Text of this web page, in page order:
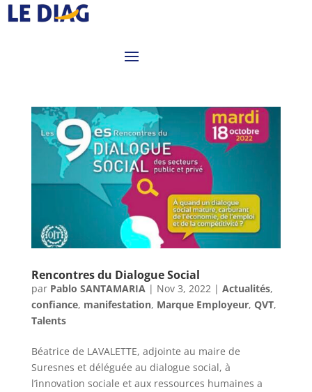
Rencontres du Dialogue Social
par Pablo SANTAMARIA| Nov 3, 2022| Actualités,
confiance, manifestation, Marque Employeur, QVT,
Talents
Béatrice de LAVALETTE, adjointe au maire de
Suresnes et déléguée au dialogue social, à
l’innovation sociale et aux ressources humaines a